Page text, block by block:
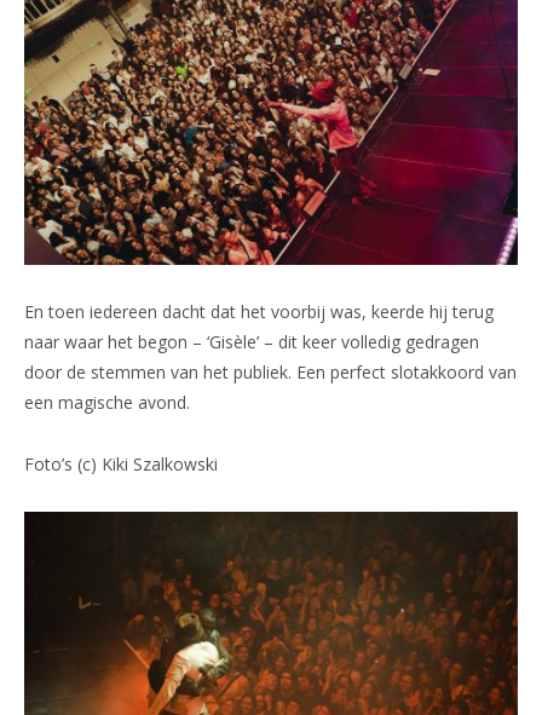
En toen iedereen dacht dat het voorbij was, keerde hij terug
naar waar het begon – ‘Gisèle’ – dit keer volledig gedragen
door de stemmen van het publiek. Een perfect slotakkoord van
een magische avond.
Foto’s (c) Kiki Szalkowski